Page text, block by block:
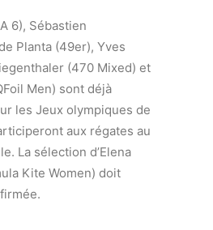
6), Sébastien
Planta (49er), Yves
(470 Mixed) et
Men) sont déjà
les Jeux olympiques de
aux régates au
La sélection d’Elena
Kite Women) doit